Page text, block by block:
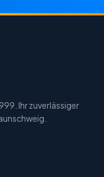
Ihr zuverlässiger